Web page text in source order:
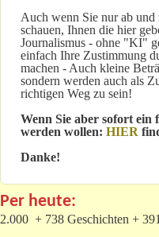
Auch wenn Sie nur ab und
schauen, Ihnen die hier
Journalismus - ohne "KI"
einfach Ihre Zustimmung
machen - Auch kleine
sondern werden auch als
richtigen Weg zu sein!
Wenn Sie aber sofort
werden wollen: HIER
Danke!
Per heute:
2.000 + 738 Geschichten +